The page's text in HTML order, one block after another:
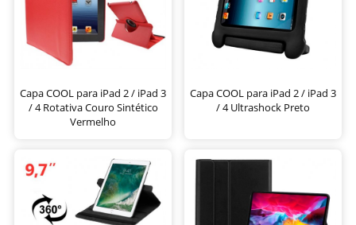
Capa COOL para iPad 2 / iPad 3
/ 4 Rotativa Couro Sintético
Vermelho
Capa COOL para iPad 2 / iPad 3
/ 4 Ultrashock Preto